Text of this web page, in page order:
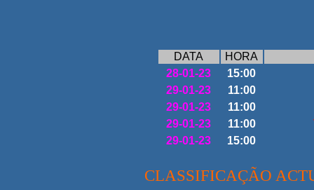
DATA
HORA
28-01-23
15:00
29-01-23
11:00
29-01-23
11:00
29-01-23
11:00
29-01-23
15:00
CLASSIFICAÇÃO